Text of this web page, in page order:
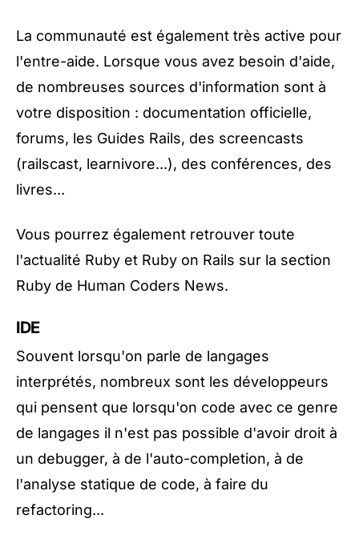
La communauté est également très active pour
l'entre-aide. Lorsque vous avez besoin d'aide,
de nombreuses sources d'information sont à
votre disposition : documentation officielle,
forums, les Guides Rails, des screencasts
(railscast, learnivore...), des conférences, des
livres...
Vous pourrez également retrouver toute
l'actualité Ruby et Ruby on Rails sur la section
Ruby de Human Coders News.
IDE
Souvent lorsqu'on parle de langages
interprétés, nombreux sont les développeurs
qui pensent que lorsqu'on code avec ce genre
de langages il n'est pas possible d'avoir droit à
un debugger, à de l'auto-completion, à de
l'analyse statique de code, à faire du
refactoring...